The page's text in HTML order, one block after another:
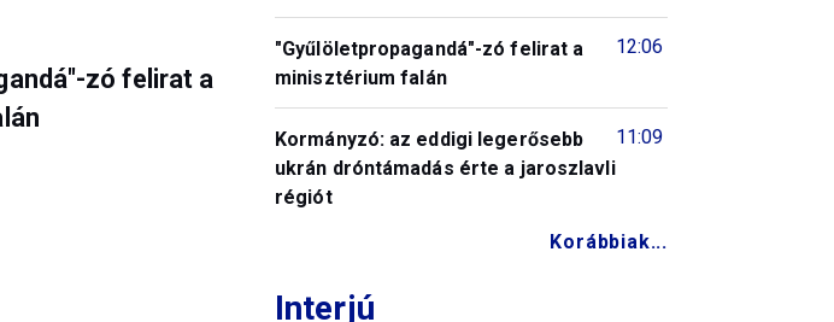
zó felirat a
12:06
"Gyűlöletpropagandá"-zó felirat a
minisztérium falán
11:09
Kormányzó: az eddigi legerősebb
ukrán dróntámadás érte a jaroszlavli
régiót
Korábbiak...
Interjú